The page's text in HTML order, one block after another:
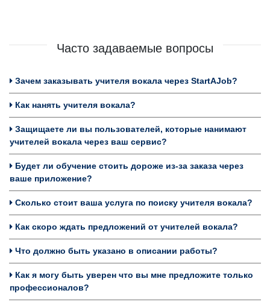
Часто задаваемые вопросы
Зачем заказывать учителя вокала через StartAJob?
Как нанять учителя вокала?
Защищаете ли вы пользователей, которые нанимают
учителей вокала через ваш сервис?
Будет ли обучение стоить дороже из-за заказа через
ваше приложение?
Сколько стоит ваша услуга по поиску учителя вокала?
Как скоро ждать предложений от учителей вокала?
Что должно быть указано в описании работы?
Как я могу быть уверен что вы мне предложите только
профессионалов?